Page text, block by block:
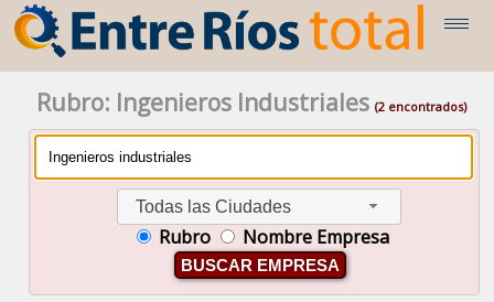
Rubro: Ingenieros Industriales(2 encontrados)
Todas las Ciudades
Rubro Nombre Empresa
BUSCAR EMPRESA